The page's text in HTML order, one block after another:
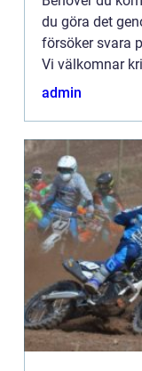
du göra det
försöker svara
Vi välkomnar
kommentarer
admin